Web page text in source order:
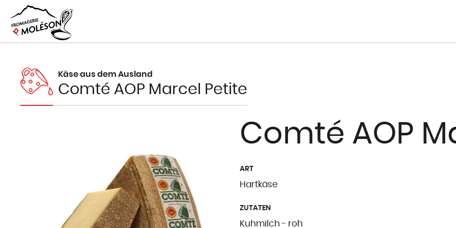
Käse aus dem Ausland
Comté AOP Marcel Petite
Comté AOP
ART
Hartkäse
ZUTATEN
Kuhmilch - roh